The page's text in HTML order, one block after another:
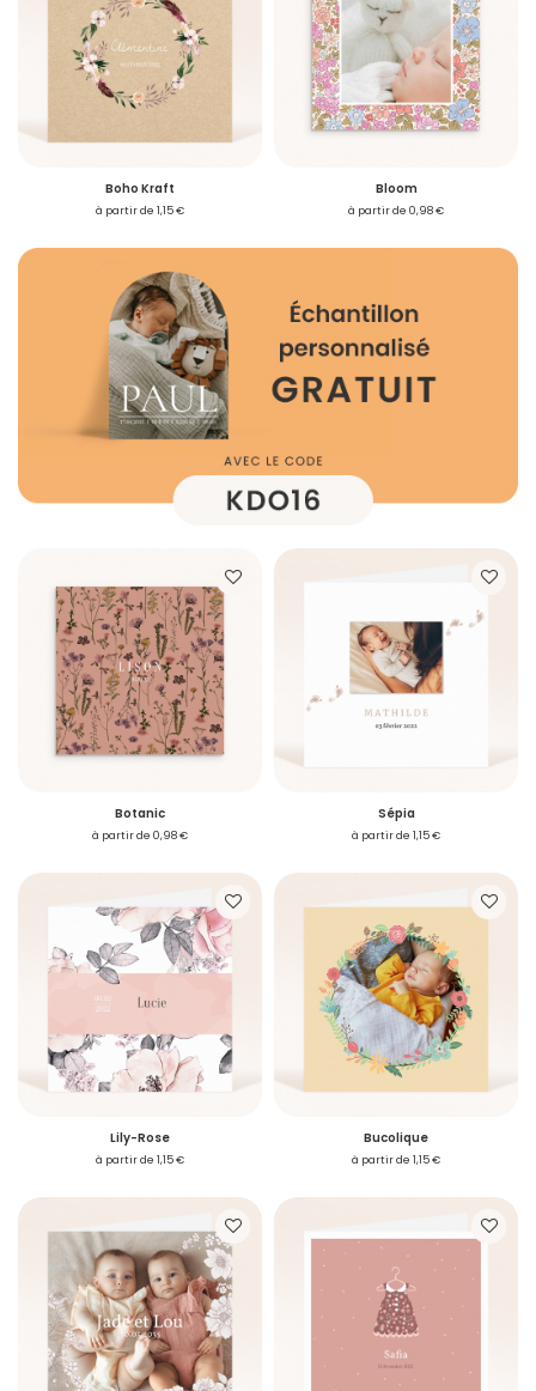
Boho Kraft
à partir de 1,15 €
Bloom
à partir de 0,98 €
Botanic
à partir de 0,98 €
Sépia
à partir de 1,15 €
Lily-Rose
à partir de 1,15 €
Bucolique
à partir de 1,15 €
Se connecter
Je créé mon compte
S'inscrire